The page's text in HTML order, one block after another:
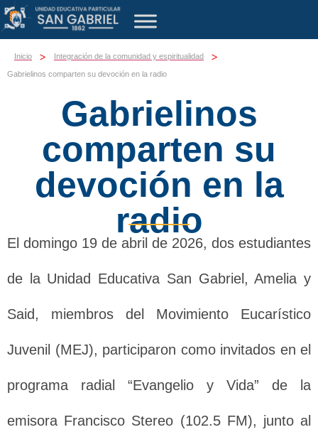
Inicio > Integración de la comunidad y espiritualidad >
Gabrielinos comparten su devoción en la radio
Gabrielinos
comparten su
devoción en la
radio
El domingo 19 de abril de 2026, dos estudiantes
de la Unidad Educativa San Gabriel, Amelia y
Said, miembros del Movimiento Eucarístico
Juvenil (MEJ), participaron como invitados en el
programa radial “Evangelio y Vida” de la
emisora Francisco Stereo (102.5 FM), junto al